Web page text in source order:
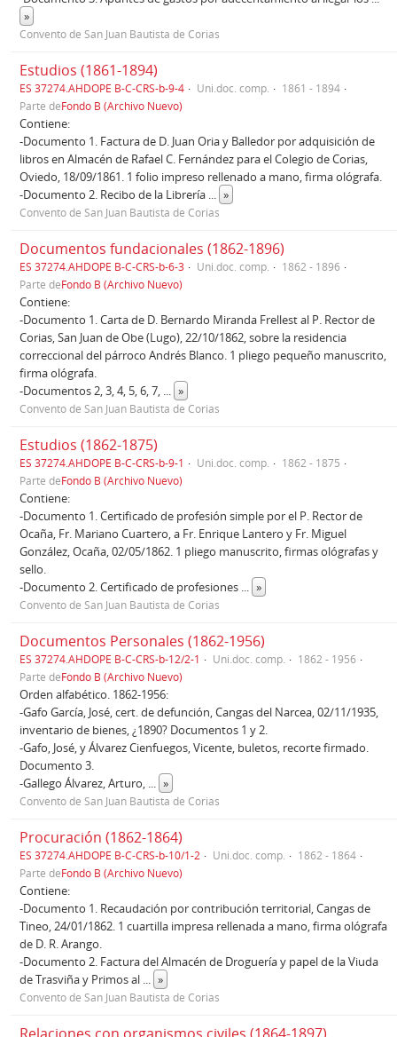
»
Convento de San Juan Bautista de Corias
Estudios (1861-1894)
ES 37274.AHDOPE B-C-CRS-b-9-4 Uni.doc. comp.
1861 - 1894
Parte deFondo B (Archivo Nuevo)
Contiene:
-Documento 1. Factura de D. Juan Oria y Balledor por adquisición de
libros en Almacén de Rafael C. Fernández para el Colegio de Corias,
Oviedo, 18/09/1861. 1 folio impreso rellenado a mano, firma ológrafa.
-Documento 2. Recibo de la Librería ... »
Convento de San Juan Bautista de Corias
Documentos fundacionales (1862-1896)
ES 37274.AHDOPE B-C-CRS-b-6-3 Uni.doc. comp.
1862 - 1896
Parte deFondo B (Archivo Nuevo)
Contiene:
-Documento 1. Carta de D. Bernardo Miranda Frellest al P. Rector de
Corias, San Juan de Obe (Lugo), 22/10/1862, sobre la residencia
correccional del párroco Andrés Blanco. 1 pliego pequeño manuscrito,
firma ológrafa.
-Documentos 2, 3, 4, 5, 6, 7, ... »
Convento de San Juan Bautista de Corias
Estudios (1862-1875)
ES 37274.AHDOPE B-C-CRS-b-9-1 Uni.doc. comp.
1862 - 1875
Parte deFondo B (Archivo Nuevo)
Contiene:
-Documento 1. Certificado de profesión simple por el P. Rector de
Ocaña, Fr. Mariano Cuartero, a Fr. Enrique Lantero y Fr. Miguel
González, Ocaña, 02/05/1862. 1 pliego manuscrito, firmas ológrafas y
sello.
-Documento 2. Certificado de profesiones ... »
Convento de San Juan Bautista de Corias
Documentos Personales (1862-1956)
ES 37274.AHDOPE B-C-CRS-b-12/2-1 Uni.doc. comp.
1862 - 1956
Parte deFondo B (Archivo Nuevo)
Orden alfabético. 1862-1956:
-Gafo García, José, cert. de defunción, Cangas del Narcea, 02/11/1935,
inventario de bienes, ¿1890? Documentos 1 y 2.
-Gafo, José, y Álvarez Cienfuegos, Vicente, buletos, recorte firmado.
Documento 3.
-Gallego Álvarez, Arturo, ... »
Convento de San Juan Bautista de Corias
Procuración (1862-1864)
ES 37274.AHDOPE B-C-CRS-b-10/1-2 Uni.doc. comp.
1862 - 1864
Parte deFondo B (Archivo Nuevo)
Contiene:
-Documento 1. Recaudación por contribución territorial, Cangas de
Tineo, 24/01/1862. 1 cuartilla impresa rellenada a mano, firma ológrafa
de D. R. Arango.
-Documento 2. Factura del Almacén de Droguería y papel de la Viuda
de Trasviña y Primos al ... »
Convento de San Juan Bautista de Corias